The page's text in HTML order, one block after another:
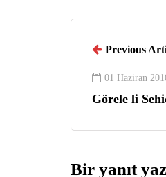
Previous
01 Haziran
Görele li
Bir yanıt